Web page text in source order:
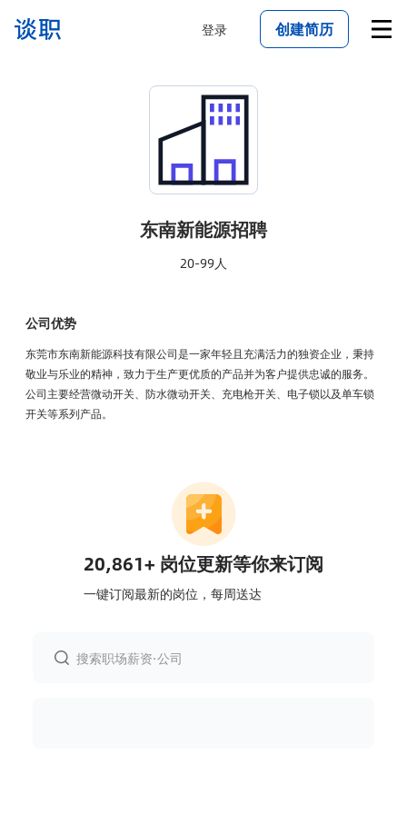
登录 创建简历
东南新能源招聘
20-99人
公司优势
东莞市东南新能源科技有限公司是一家年轻且充满活力的独资企业，秉持
敬业与乐业的精神，致力于生产更优质的产品并为客户提供忠诚的服务。
公司主要经营微动开关、防水微动开关、充电枪开关、电子锁以及单车锁
开关等系列产品。
20,861+ 岗位更新等你来订阅
一键订阅最新的岗位，每周送达